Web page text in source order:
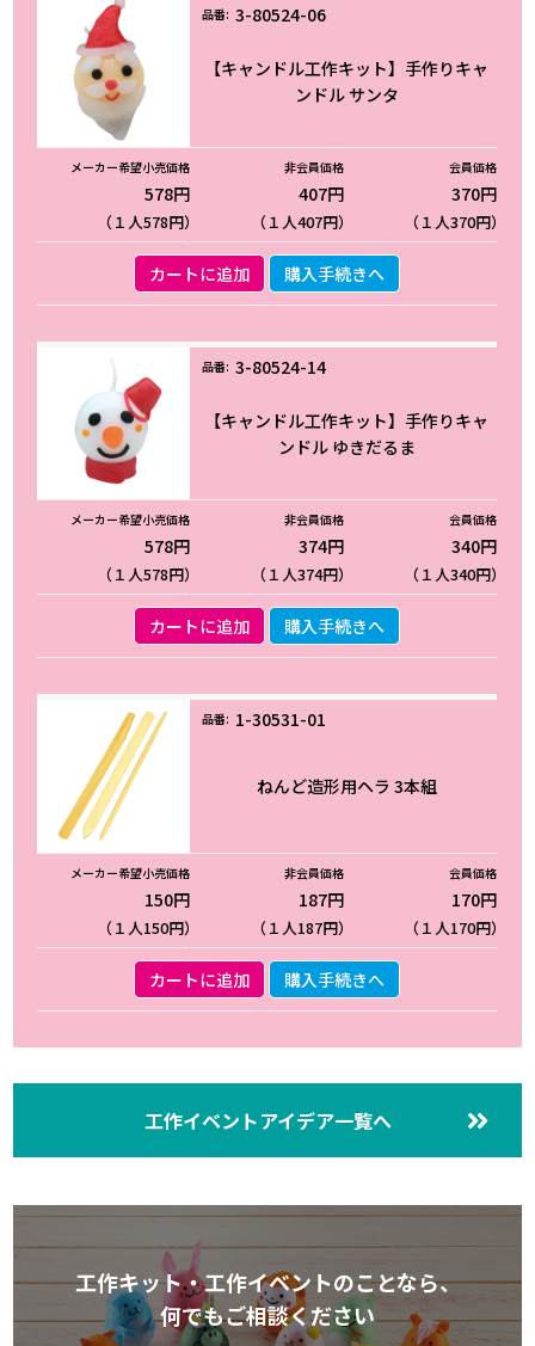
3-80524-06
【キャンドル工作キット】手作りキャ
ンドル サンタ
578円
（１人578円）
407円
（１人407円）
370円
（１人370円）
カートに追加 購入手続きへ
3-80524-14
【キャンドル工作キット】手作りキャ
ンドル ゆきだるま
578円
（１人578円）
374円
（１人374円）
340円
（１人340円）
カートに追加 購入手続きへ
1-30531-01
ねんど造形用ヘラ 3本組
150円
（１人150円）
187円
（１人187円）
170円
（１人170円）
カートに追加 購入手続きへ
工作イベントアイデア一覧へ
工作キット・工作イベントのことなら、
何でもご相談ください